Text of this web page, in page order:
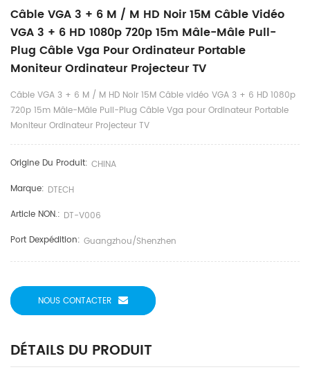
Câble VGA 3 + 6 M / M HD Noir 15M Câble Vidéo
VGA 3 + 6 HD 1080p 720p 15m Mâle-Mâle Pull-
Plug Câble Vga Pour Ordinateur Portable
Moniteur Ordinateur Projecteur TV
Câble VGA 3 + 6 M / M HD Noir 15M Câble vidéo VGA 3 + 6 HD 1080p
720p 15m Mâle-Mâle Pull-Plug Câble Vga pour Ordinateur Portable
Moniteur Ordinateur Projecteur TV
Origine Du Produit: CHINA
Marque: DTECH
Article NON.: DT-V006
Port Dexpédition: Guangzhou/shenzhen
NOUS CONTACTER
DÉTAILS DU PRODUIT